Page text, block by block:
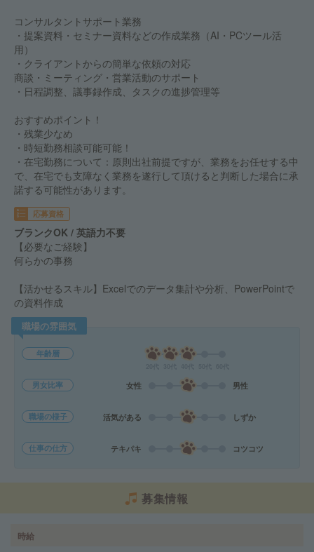
コンサルタントサポート業務
・提案資料・セミナー資料などの作成業務（AI・PCツール活
用）
・クライアントからの簡単な依頼の対応
商談・ミーティング・営業活動のサポート
・日程調整、議事録作成、タスクの進捗管理等
おすすめポイント！
・残業少なめ
・時短勤務相談可能可能！
・在宅勤務について：原則出社前提ですが、業務をお任せする中
で、在宅でも支障なく業務を遂行して頂けると判断した場合に承
諾する可能性があります。
応募資格
ブランクOK / 英語力不要
【必要なご経験】
何らかの事務
【活かせるスキル】Excelでのデータ集計や分析、PowerPointで
の資料作成
職場の雰囲気
年齢層
男女比率 女性 男性
職場の様子 活気がある しずか
仕事の仕方 テキパキ コツコツ
募集情報
時給